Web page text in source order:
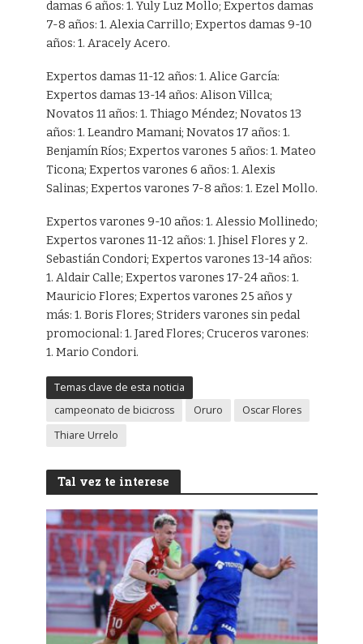
damas 6 años: 1. Yuly Luz Mollo; Expertos damas
7-8 años: 1. Alexia Carrillo; Expertos damas 9-10
años: 1. Aracely Acero.
Expertos damas 11-12 años: 1. Alice García:
Expertos damas 13-14 años: Alison Villca;
Novatos 11 años: 1. Thiago Méndez; Novatos 13
años: 1. Leandro Mamani; Novatos 17 años: 1.
Benjamín Ríos; Expertos varones 5 años: 1. Mateo
Ticona; Expertos varones 6 años: 1. Alexis
Salinas; Expertos varones 7-8 años: 1. Ezel Mollo.
Expertos varones 9-10 años: 1. Alessio Mollinedo;
Expertos varones 11-12 años: 1. Jhisel Flores y 2.
Sebastián Condori; Expertos varones 13-14 años:
1. Aldair Calle; Expertos varones 17-24 años: 1.
Mauricio Flores; Expertos varones 25 años y
más: 1. Boris Flores; Striders varones sin pedal
promocional: 1. Jared Flores; Cruceros varones:
1. Mario Condori.
Temas clave de esta noticia
campeonato de bicicross
Oruro
Oscar Flores
Thiare Urrelo
Tal vez te interese